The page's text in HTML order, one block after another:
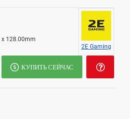
128.00mm
2E Gaming
КУПИТЬ СЕЙЧАС